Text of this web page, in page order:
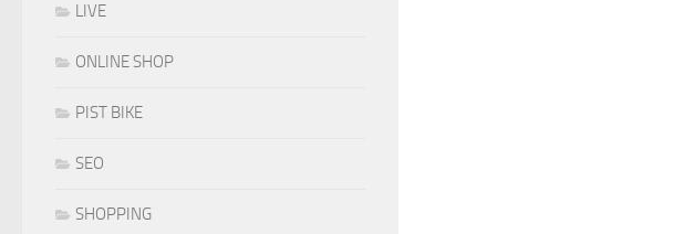
LIVE
ONLINE SHOP
PIST BIKE
SEO
SHOPPING